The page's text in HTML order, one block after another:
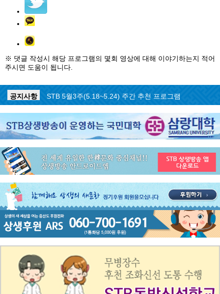
※ 댓글 작성시 해당 프로그램의 몇회 영상에 대해 이야기하는지 적어
주시면 도움이 됩니다.
공지사항 ON AIR 서비스 장애 복구 안내
공지사항
STB 5월4주(5.25~5.31) 주간 추천 프로그램
공지사항
STB 5월3주(5.18~5.24) 주간 추천 프로그램
공지사항
STB 4월마지막주(4.27~5.3) 주간 추천 프로그램
STB 4월4주(4.20~4.26) 주간 추천 프로그램
공지사항
STB 4월2주(4.6~4.12) 주간 추천 프로그램
공지사항
STB 4월1주(3.30~4.5) 주간 추천 프로그램
공지사항
STB 3월4주(3.23~3.29) 주간 추천 프로그램